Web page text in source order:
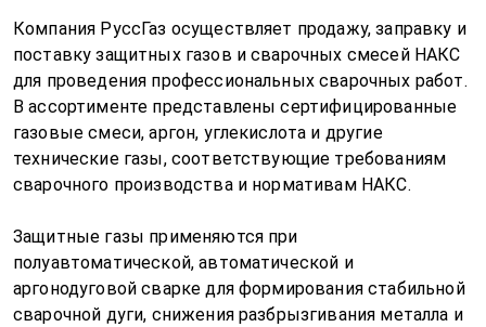
Компания РуссГаз осуществляет продажу, заправку и
поставку защитных газов и сварочных смесей НАКС
для проведения профессиональных сварочных работ.
В ассортименте представлены сертифицированные
газовые смеси, аргон, углекислота и другие
технические газы, соответствующие требованиям
сварочного производства и нормативам НАКС.
Защитные газы применяются при
полуавтоматической, автоматической и
аргонодуговой сварке для формирования стабильной
сварочной дуги, снижения разбрызгивания металла и